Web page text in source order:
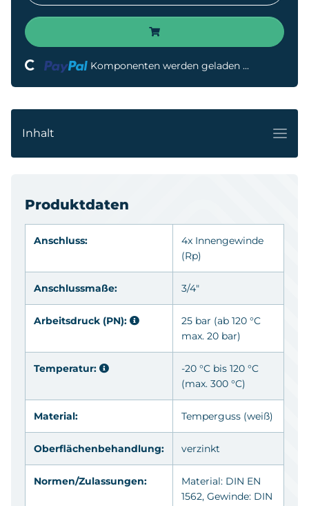
Loading... Komponenten werden geladen ...
Inhalt
Produktdaten
Anschluss:
4x Innengewinde
(Rp)
Anschlussmaße: 3/4"
Arbeitsdruck (PN):
25 bar (ab 120 °C
max. 20 bar)
Temperatur:
-20 °C bis 120 °C
(max. 300 °C)
Material: Temperguss (weiß)
Oberflächenbehandlung: verzinkt
Normen/Zulassungen:
Material: DIN EN
1562, Gewinde: DIN